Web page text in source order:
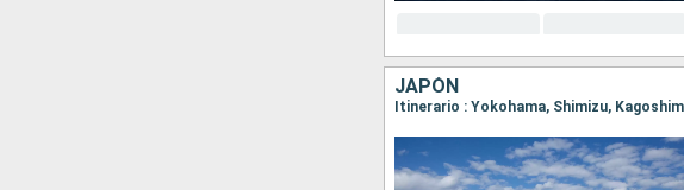
JAPÓN
Itinerario : Yokohama, Shimizu,